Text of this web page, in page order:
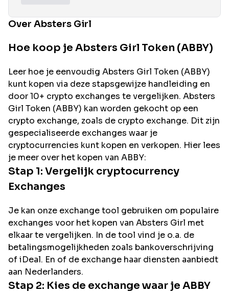
Over Absters Girl
Hoe koop je Absters Girl Token (ABBY)
Leer hoe je eenvoudig Absters Girl Token (ABBY)
kunt kopen via deze stapsgewijze handleiding en
door 10+ crypto exchanges te vergelijken. Absters
Girl Token (ABBY) kan worden gekocht op een
crypto exchange, zoals de crypto exchange. Dit zijn
gespecialiseerde exchanges waar je
cryptocurrencies kunt kopen en verkopen. Hier lees
je meer over het kopen van ABBY:
Stap 1: Vergelijk cryptocurrency
Exchanges
Je kan onze exchange tool gebruiken om populaire
exchanges voor het kopen van Absters Girl met
elkaar te vergelijken. In de tool vind je o.a. de
betalingsmogelijkheden zoals bankoverschrijving
of iDeal. En of de exchange haar diensten aanbiedt
aan Nederlanders.
Stap 2: Kies de exchange waar je ABBY